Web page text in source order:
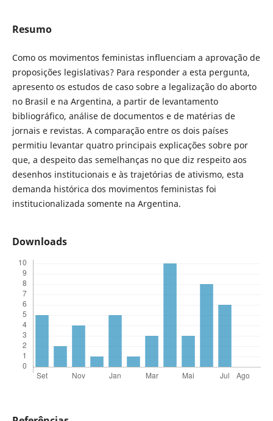
Resumo
Como os movimentos feministas influenciam a aprovação de
proposições legislativas? Para responder a esta pergunta,
apresento os estudos de caso sobre a legalização do aborto
no Brasil e na Argentina, a partir de levantamento
bibliográfico, análise de documentos e de matérias de
jornais e revistas. A comparação entre os dois países
permitiu levantar quatro principais explicações sobre por
que, a despeito das semelhanças no que diz respeito aos
desenhos institucionais e às trajetórias de ativismo, esta
demanda histórica dos movimentos feministas foi
institucionalizada somente na Argentina.
Downloads